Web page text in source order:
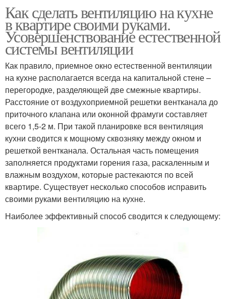
Как сделать вентиляцию на кухне
в квартире своими руками.
Усовершенствование естественной
системы вентиляции
Как правило, приемное окно естественной вентиляции
на кухне располагается всегда на капитальной стене –
перегородке, разделяющей две смежные квартиры.
Расстояние от воздухоприемной решетки вентканала до
приточного клапана или оконной фрамуги составляет
всего 1,5-2 м. При такой планировке вся вентиляция
кухни сводится к мощному сквозняку между окном и
решеткой вентканала. Остальная часть помещения
заполняется продуктами горения газа, раскаленным и
влажным воздухом, которые растекаются по всей
квартире. Существует несколько способов исправить
своими руками вентиляцию на кухне.
Наиболее эффективный способ сводится к следующему: